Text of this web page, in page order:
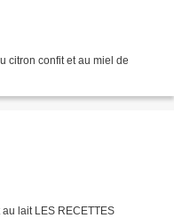
citron confit et au miel de
lait LES RECETTES